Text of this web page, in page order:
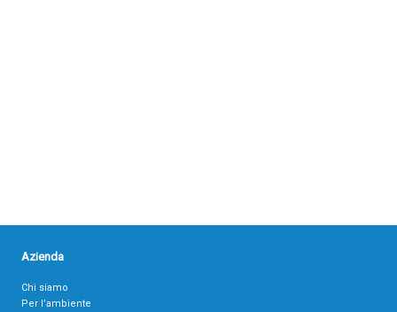
Azienda
Chi siamo
Per l’ambiente